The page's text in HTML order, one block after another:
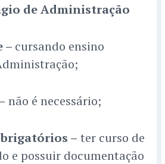
de Administração
– cursando ensino
não é necessário;
– ter curso de
e possuir documentação